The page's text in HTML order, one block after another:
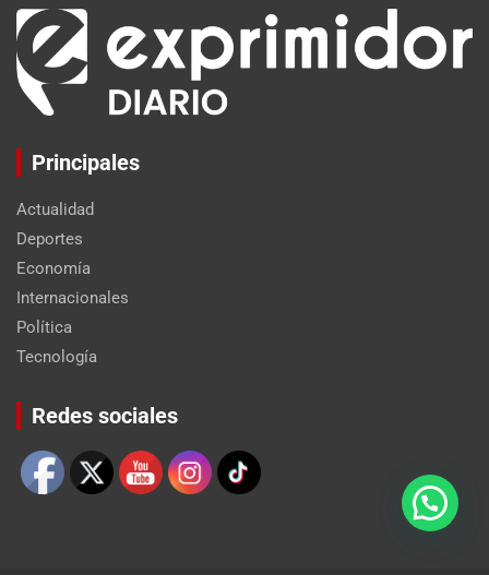
Principales
Actualidad
Deportes
Economía
Internacionales
Política
Tecnología
Redes sociales